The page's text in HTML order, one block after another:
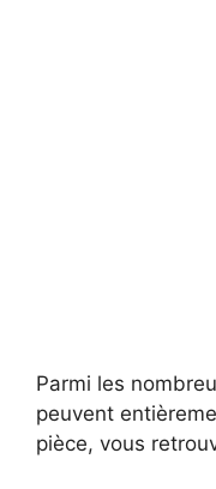
Parmi les
peuvent
pièce, vous